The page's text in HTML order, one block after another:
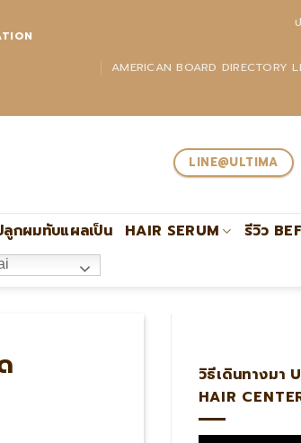
AMERICAN BOARD DIRECTORY
LINE@ULTIMA
ลูกผมทับแผลเป็น HAIR SERUM รีวิว
วิธีเดินทางมา
HAIR